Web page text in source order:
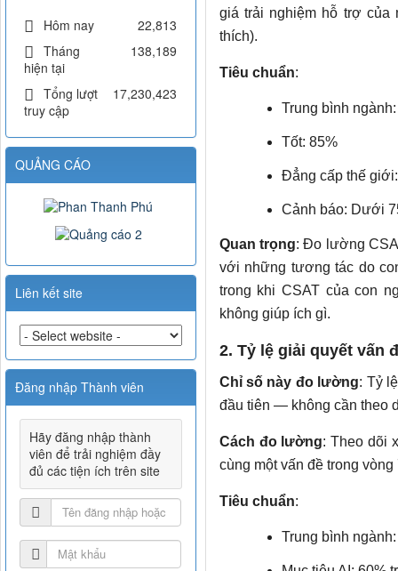
giá trải nghiệm hỗ trợ của
thích).
Tiêu chuẩn:
Trung bình
Tốt: 85%
Đẳng cấp thế
Cảnh báo: Dưới
Quan trọng: Đo lường
với những tương tác do
trong khi CSAT của con
không giúp ích gì.
2. Tỷ lệ giải quyết vấn
Chỉ số này đo lường: Tỷ
đầu tiên — không cần theo
Cách đo lường: Theo dõi
cùng một vấn đề trong
Tiêu chuẩn:
Trung bình
Hôm nay
22,813
Tháng
hiện tại
138,189
Tổng lượt
truy cập
17,230,423
QUẢNG CÁO
Liên kết site
Đăng nhập Thành viên
Hãy đăng nhập thành
viên để trải nghiệm đầy
đủ các tiện ích trên site